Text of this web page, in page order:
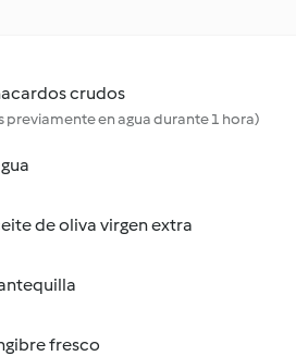
crudos
previamente en agua durante 1 hora)
de oliva virgen extra
fresco